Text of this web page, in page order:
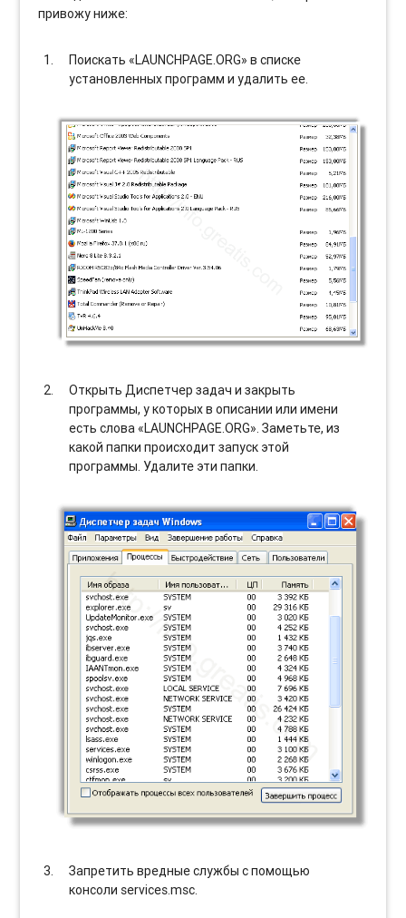
привожу ниже:
Поискать «LAUNCHPAGE.ORG» в списке
установленных программ и удалить ее.
Открыть Диспетчер задач и закрыть
программы, у которых в описании или имени
есть слова «LAUNCHPAGE.ORG». Заметьте, из
какой папки происходит запуск этой
программы. Удалите эти папки.
Запретить вредные службы с помощью
консоли services.msc.